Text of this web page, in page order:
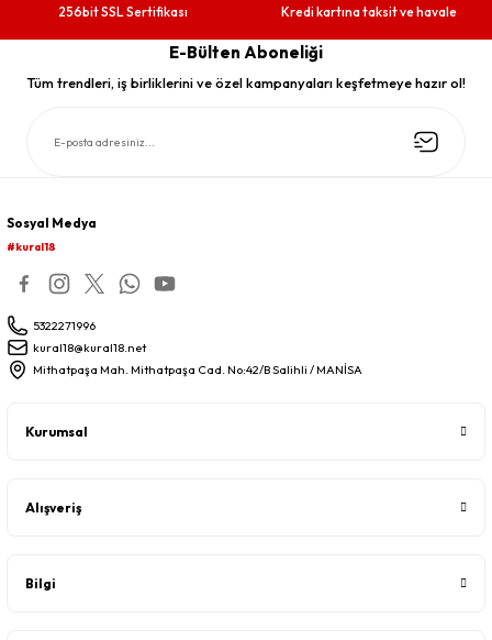
256bit SSL Sertifikası Kredi kartına taksit ve havale
E-Bülten Aboneliği
Tüm trendleri, iş birliklerini ve özel kampanyaları keşfetmeye hazır ol!
Sosyal Medya
#kural18
5322271996
kural18@kural18.net
Mithatpaşa Mah. Mithatpaşa Cad. No:42/B Salihli / MANİSA
Kurumsal
Alışveriş
Bilgi